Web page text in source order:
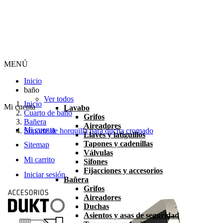
Mi cuenta
Mi cuenta
Sitemap
Mi carrito
Iniciar sesión
MENÚ
Inicio
baño
Ver todos
Lavabo
Grifos
Aireadores
Llaves y latiguillos
Tapones y cadenillas
Válvulas
Sifones
Fijacciones y accesorios
Bañera
Grifos
Aireadores
Duchas
Asientos y asas de seguridad
Inicio
Cuarto de baño
Bañera
Soporte de horquilla para ducha cromado